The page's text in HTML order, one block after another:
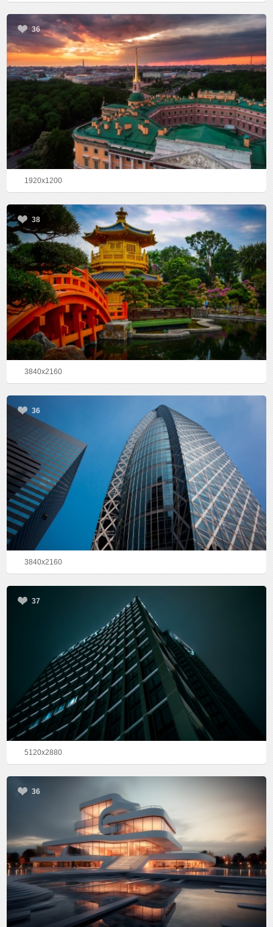
36
1920x1200
38
3840x2160
36
3840x2160
37
5120x2880
36